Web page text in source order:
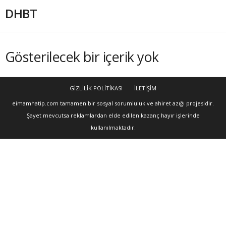
DHBT
Gösterilecek bir içerik yok
GİZLİLİK POLİTİKASI
İLETİŞİM
eimamhatip.com tamamen bir sosyal sorumluluk ve ahiret azığı projesidir.
Şayet mevcutsa reklamlardan elde edilen kazanç hayır işlerinde
kullanılmaktadır.